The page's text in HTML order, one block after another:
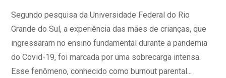
Segundo pesquisa da Universidade Federal do Rio
Grande do Sul, a experiência das mães de crianças, que
ingressaram no ensino fundamental durante a pandemia
do Covid-19, foi marcada por uma sobrecarga intensa.
Esse fenômeno, conhecido como burnout parental...